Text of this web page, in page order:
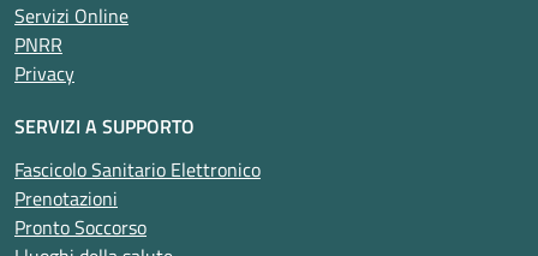
Servizi Online
PNRR
Privacy
SERVIZI A SUPPORTO
Fascicolo Sanitario Elettronico
Prenotazioni
Pronto Soccorso